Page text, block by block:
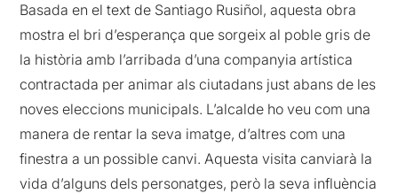
Basada en el text de Santiago Rusiñol, aquesta obra
mostra el bri d’esperança que sorgeix al poble gris de
la història amb l’arribada d’una companyia artística
contractada per animar als ciutadans just abans de les
noves eleccions municipals. L’alcalde ho veu com una
manera de rentar la seva imatge, d’altres com una
finestra a un possible canvi. Aquesta visita canviarà la
vida d’alguns dels personatges, però la seva influència